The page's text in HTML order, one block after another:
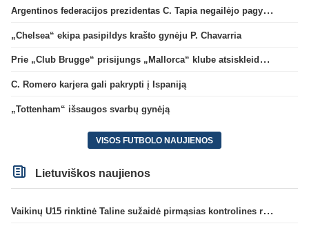
Argentinos federacijos prezidentas C. Tapia negailėjo pagyrų G. Infantino
„Chelsea“ ekipa pasipildys krašto gynėju P. Chavarria
Prie „Club Brugge“ prisijungs „Mallorca“ klube atsiskleidęs J. Virgili
C. Romero karjera gali pakrypti į Ispaniją
„Tottenham“ išsaugos svarbų gynėją
VISOS FUTBOLO NAUJIENOS
Lietuviškos naujienos
Vaikinų U15 rinktinė Taline sužaidė pirmąsias kontrolines rungtynes